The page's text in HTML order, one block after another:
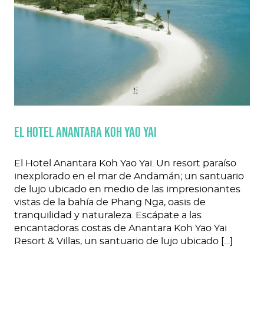
EL HOTEL ANANTARA KOH YAO YAI
El Hotel Anantara Koh Yao Yai. Un resort paraíso
inexplorado en el mar de Andamán; un santuario
de lujo ubicado en medio de las impresionantes
vistas de la bahía de Phang Nga, oasis de
tranquilidad y naturaleza. Escápate a las
encantadoras costas de Anantara Koh Yao Yai
Resort & Villas, un santuario de lujo ubicado […]